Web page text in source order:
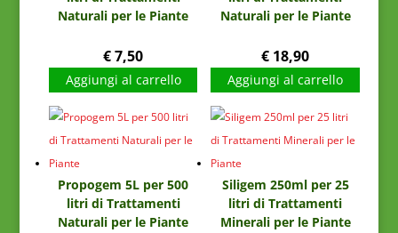
Naturali per le Piante
€7,50
Aggiungi al carrello
Naturali per le Piante
€ 18,90
Aggiungi al carrello
Propogem 5L per 500
litri di Trattamenti
Naturali per le Piante
Siligem 250ml per 25
litri di Trattamenti
Minerali per le Piante